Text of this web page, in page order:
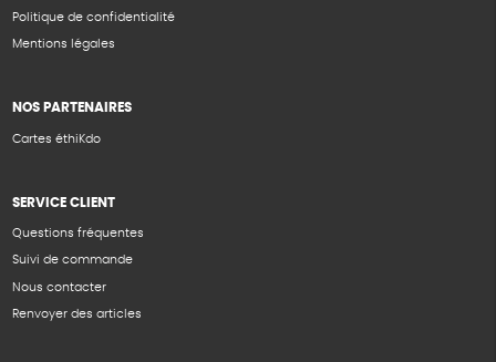
Politique de confidentialité
Mentions légales
NOS PARTENAIRES
Cartes éthiKdo
SERVICE CLIENT
Questions fréquentes
Suivi de commande
Nous contacter
Renvoyer des articles